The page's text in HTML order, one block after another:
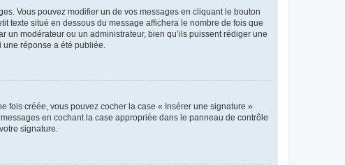
Vous pouvez modifier un de vos messages en cliquant le bouton
texte situé en dessous du message affichera le nombre de fois que
un modérateur ou un administrateur, bien qu’ils puissent rédiger une
réponse a été publiée.
fois créée, vous pouvez cocher la case « Insérer une signature »
en cochant la case appropriée dans le panneau de contrôle
signature.